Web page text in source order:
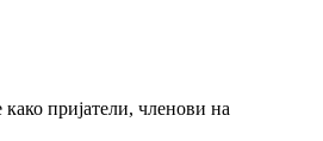
пријатели, членови на